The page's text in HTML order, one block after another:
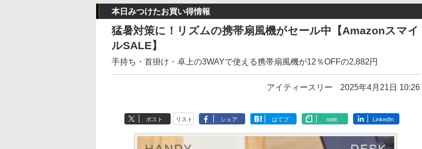
本日みつけたお買い得情報
猛暑対策に！リズムの携帯扇風機がセール中【Amazonスマイ
ルSALE】
手持ち・首掛け・卓上の3WAYで使える携帯扇風機が12％OFFの2,882円
アイティースリー 2025年4月21日 10:26
ポスト リスト シェア はてブ note LinkedIn